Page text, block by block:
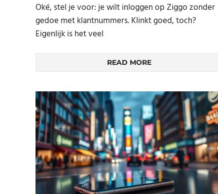
Oké, stel je voor: je wilt inloggen op Ziggo zonder
gedoe met klantnummers. Klinkt goed, toch?
Eigenlijk is het veel
READ MORE